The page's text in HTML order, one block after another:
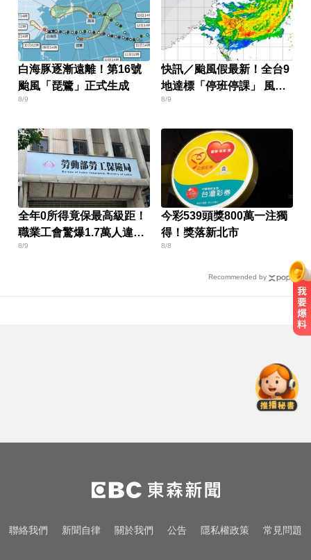
白海豚逐漸遠離！第16號
颱風「琵鷺」正式生成
8/9
快訊／颱風假最新！全台9
地達標「停班停課」 風雨
預測一次看
8/9
全年0所得竟保最高級距！
職業工會驚爆1.7萬人違規
投保
8/9
今彩539頭獎800萬一注獨
得！獎落新北市
8/8
Recommended by
訊
南韓影帝涉毒案後近況曝！劉亞仁
親密照瘋傳 他高調示愛
6.4萬名股東注意！三商壽下市倒數
聯絡我們 新聞自律 關於我們 公告 隱私權政策 常見問題